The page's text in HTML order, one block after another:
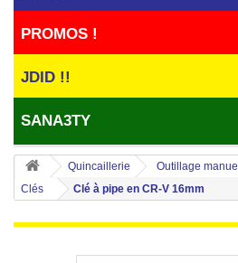
PROMOS !
JDID !!
SANA3TY
Quincaillerie Outillage manuel
Clés
Clé à pipe en CR-V 16mm